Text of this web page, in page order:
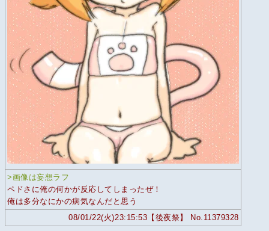
>画像は妄想ラフ
ペドさに俺の何かが反応してしまったぜ！
俺は多分なにかの病気なんだと思う
08/01/22(火)23:15:53【後夜祭】 No.11379328